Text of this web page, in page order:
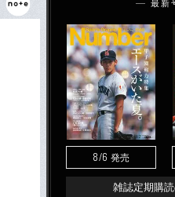
を放
最新
8/6 発売
雑誌定期購